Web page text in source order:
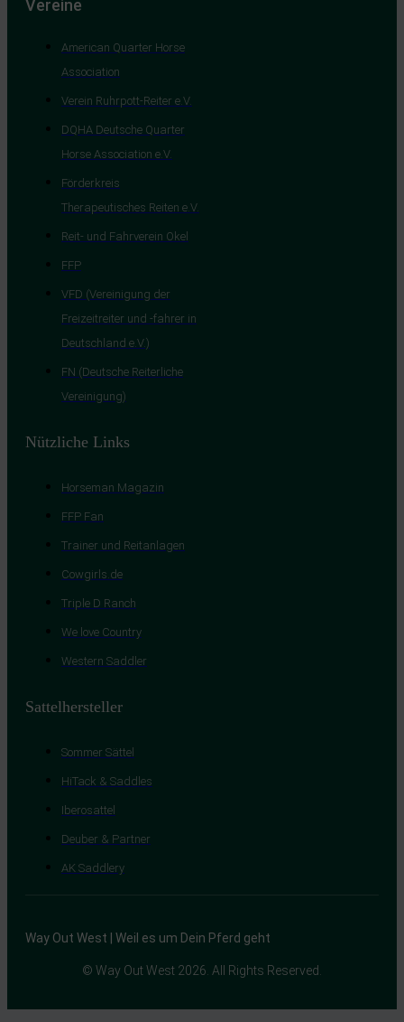
Vereine
American Quarter Horse
Association
Verein Ruhrpott-Reiter e.V.
DQHA Deutsche Quarter
Horse Association e.V.
Förderkreis
Therapeutisches Reiten e.V.
Reit- und Fahrverein Okel
FFP
VFD (Vereinigung der
Freizeitreiter und -fahrer in
Deutschland e.V.)
FN (Deutsche Reiterliche
Vereinigung)
Nützliche Links
Horseman Magazin
FFP Fan
Trainer und Reitanlagen
Cowgirls.de
Triple D Ranch
We love Country
Western Saddler
Sattelhersteller
Sommer Sättel
HiTack & Saddles
Iberosattel
Deuber & Partner
AK Saddlery
Way Out West | Weil es um Dein Pferd geht
© Way Out West 2026. All Rights Reserved.